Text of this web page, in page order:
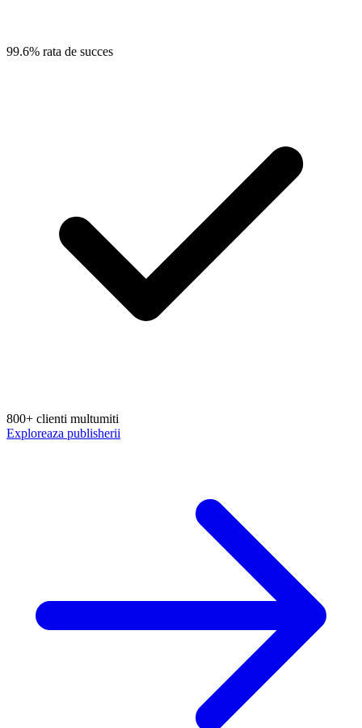
99.6% rata de succes
800+ clienti multumiti
Exploreaza publisherii